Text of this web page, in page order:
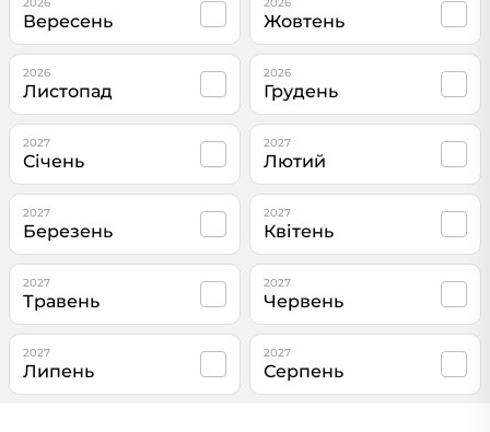
Вересень Жовтень
2026
Листопад
2026
Грудень
2027
Січень
2027
Лютий
2027
Березень
2027
Квітень
2027
Травень
2027
Червень
2027
Липень
2027
Серпень